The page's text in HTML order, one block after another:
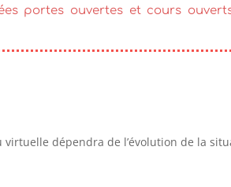
portes ouvertes et cours
virtuelle dépendra de l’évolution de la